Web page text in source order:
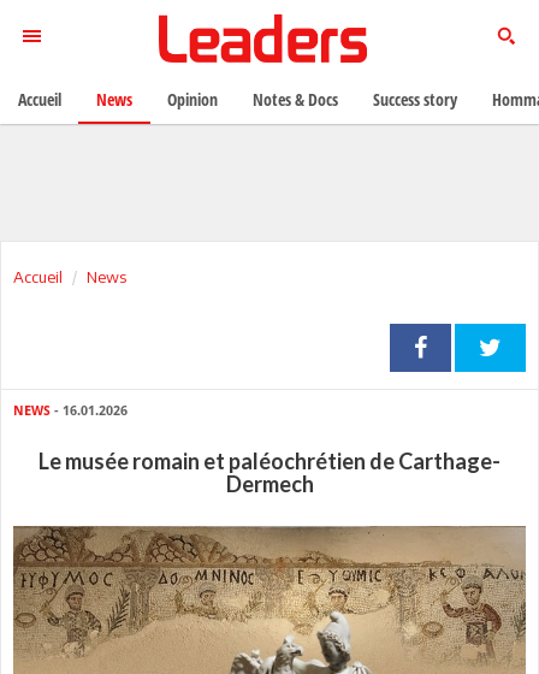
Accueil News
NEWS - 16.01.2026
Le musée romain et paléochrétien de Carthage-
Dermech
Accueil News Opinion Notes & Docs Success story